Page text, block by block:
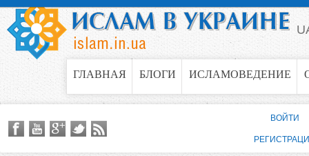
Jump to navigation
ГЛАВНАЯ БЛОГИ ИСЛАМОВЕДЕНИЕ
ВОЙТИ